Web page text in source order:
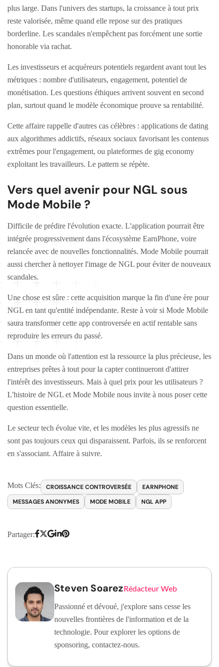
plus large. Dans l'univers des startups, la croissance à tout prix
reste valorisée, même quand elle repose sur des pratiques
borderline. Les scandales n'empêchent pas forcément une sortie
honorable via rachat.
Les investisseurs et acquéreurs potentiels regardent avant tout les
métriques : nombre d'utilisateurs, engagement, potentiel de
monétisation. Les questions éthiques arrivent souvent en second
plan, surtout quand le modèle économique prouve sa rentabilité.
Cette affaire rappelle d'autres cas célèbres : applications de dating
aux algorithmes addictifs, réseaux sociaux favorisant les contenus
extrêmes pour l'engagement, ou plateformes de gig economy
exploitant les travailleurs. Le pattern se répète.
Vers quel avenir pour NGL sous
Mode Mobile ?
Difficile de prédire l'évolution exacte. L'application pourrait être
intégrée progressivement dans l'écosystème EarnPhone, voire
relancée avec de nouvelles fonctionnalités. Mode Mobile pourrait
aussi chercher à nettoyer l'image de NGL pour éviter de nouveaux
scandales.
Une chose est sûre : cette acquisition marque la fin d'une ère pour
NGL en tant qu'entité indépendante. Reste à voir si Mode Mobile
saura transformer cette app controversée en actif rentable sans
reproduire les erreurs du passé.
Dans un monde où l'attention est la ressource la plus précieuse, les
entreprises prêtes à tout pour la capter continueront d'attirer
l'intérêt des investisseurs. Mais à quel prix pour les utilisateurs ?
L'histoire de NGL et Mode Mobile nous invite à nous poser cette
question essentielle.
Le secteur tech évolue vite, et les modèles les plus agressifs ne
sont pas toujours ceux qui disparaissent. Parfois, ils se renforcent
en s'associant. Affaire à suivre.
Mots Clés: CROISSANCE CONTROVERSÉE
EARNPHONE
MESSAGES ANONYMES
MODE MOBILE NGL APP
Partager:
Steven SoarezRédacteur Web
Passionné et dévoué, j'explore sans cesse les
nouvelles frontières de l'information et de la
technologie. Pour explorer les options de
sponsoring, contactez-nous.